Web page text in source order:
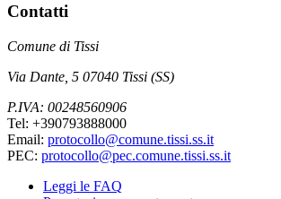
Contatti
Comune di Tissi
Via Dante, 5 07040 Tissi (SS)
P.IVA: 00248560906
Tel: +390793888000
Email: protocollo@comune.tissi.ss.it
PEC: protocollo@pec.comune.tissi.ss.it
Leggi le FAQ